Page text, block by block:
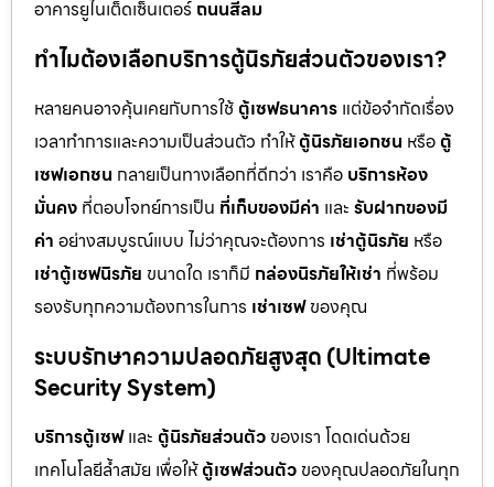
อาคารยูไนเต็ดเซ็นเตอร์ ถนนสีลม
ทำไมต้องเลือกบริการตู้นิรภัยส่วนตัวของเรา?
หลายคนอาจคุ้นเคยกับการใช้ ตู้เซฟธนาคาร แต่ข้อจำกัดเรื่อง
เวลาทำการและความเป็นส่วนตัว ทำให้ตู้นิรภัยเอกชน หรือ ตู้
เซฟเอกชน กลายเป็นทางเลือกที่ดีกว่า เราคือ บริการห้อง
มั่นคง ที่ตอบโจทย์การเป็น ที่เก็บของมีค่า และ รับฝากของมี
ค่า อย่างสมบูรณ์แบบ ไม่ว่าคุณจะต้องการ เช่าตู้นิรภัย หรือ
เช่าตู้เซฟนิรภัย ขนาดใด เราก็มี กล่องนิรภัยให้เช่า ที่พร้อม
รองรับทุกความต้องการในการ เช่าเซฟของคุณ
ระบบรักษาความปลอดภัยสูงสุด (Ultimate
Security System)
บริการตู้เซฟและ ตู้นิรภัยส่วนตัว ของเรา โดดเด่นด้วย
เทคโนโลยีล้ำสมัย เพื่อให้ตู้เซฟส่วนตัว ของคุณปลอดภัยในทุก